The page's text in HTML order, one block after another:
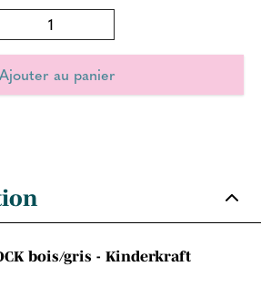
bois/gris - Kinderkraft